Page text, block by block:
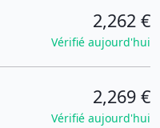
2,262 €
Vérifié aujourd'hui
2,269 €
Vérifié aujourd'hui